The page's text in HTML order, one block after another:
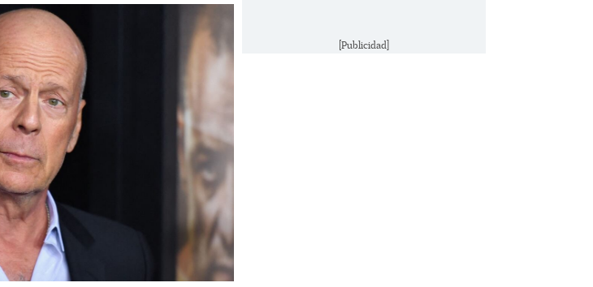
[Publicidad]